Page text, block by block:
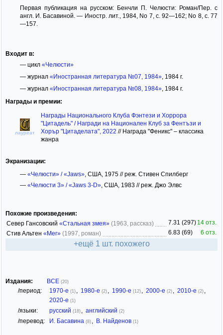
Первая публикация на русском: Бенчли П. Челюсти: Роман/Пер. с
англ. И. Басавиной. — Иностр. лит., 1984, No 7, с. 92—162; No 8, с. 77
—157.
Входит в:
— цикл «Челюсти»
— журнал «Иностранная литература №07, 1984», 1984 г.
— журнал «Иностранная литература №08, 1984», 1984 г.
Награды и премии:
лауреат
Награды Национального Клуба Фэнтези и Хоррора
"Цитадель" / Награди на Национален Клуб за Фентъзи и
Хорър "Цитаделата", 2022 // Награда "Феникс" – классика
жанра
Экранизации:
— «Челюсти» / «Jaws», США, 1975 // реж. Стивен Спилберг
— «Челюсти 3» / «Jaws 3-D», США, 1983 // реж. Джо Элвс
Похожие произведения:
Север Гансовский «Стальная змея» (1963, рассказ) 7.31 (297) 14 отз.
Стив Альтен «Мег» (1997, роман) 6.83 (69) 6 отз.
+ещё 1 шт. похожего
Издания: ВСЕ (20)
/период: 1970-е (1) , 1980-е (2) , 1990-е (12) , 2000-е (2) , 2010-е (2) ,
2020-е (1)
/языки: русский (18) , английский (2)
/перевод: И. Басавина (8) , В. Найденов (1)